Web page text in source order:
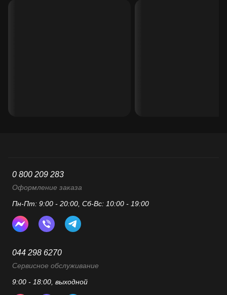
0 800 209 283
Оформление заказа
Пн-Пт: 9:00 - 20:00, Сб-Вс: 10:00 - 19:00
044 298 6270
Сервисное обслуживание
9:00 - 18:00, выходной